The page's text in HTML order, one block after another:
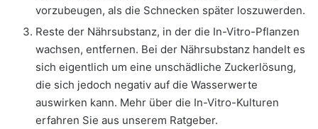
vorzubeugen, als die Schnecken später loszuwerden.
Reste der Nährsubstanz, in der die In-Vitro-Pflanzen
wachsen, entfernen. Bei der Nährsubstanz handelt es
sich eigentlich um eine unschädliche Zuckerlösung,
die sich jedoch negativ auf die Wasserwerte
auswirken kann. Mehr über die In-Vitro-Kulturen
erfahren Sie aus unserem Ratgeber.